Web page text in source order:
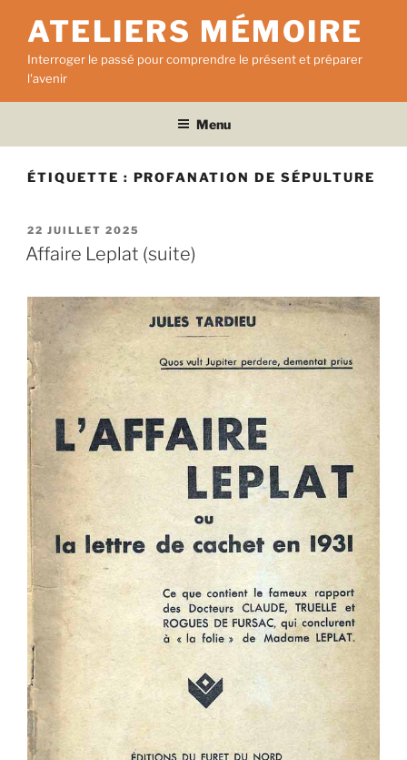
contenu
principal
ATELIERS MÉMOIRE
Interroger le passé pour comprendre le présent et préparer
l'avenir
Menu
ÉTIQUETTE : PROFANATION DE SÉPULTURE
PUBLIÉ
LE
22 JUILLET 2025
Affaire Leplat (suite)